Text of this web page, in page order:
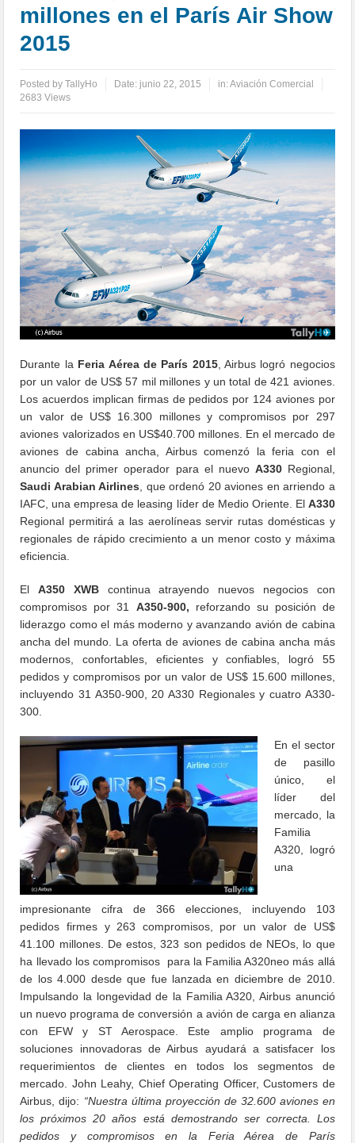
millones en el París Air Show
2015
Posted byTallyHo Date: junio 22, 2015 in:Aviación Comercial
2683 Views
Durante la Feria Aérea de París 2015, Airbus logró negocios
por un valor de US$ 57 mil millones y un total de 421 aviones.
Los acuerdos implican firmas de pedidos por 124 aviones por
un valor de US$ 16.300 millones y compromisos por 297
aviones valorizados en US$40.700 millones. En el mercado de
aviones de cabina ancha, Airbus comenzó la feria con el
anuncio del primer operador para el nuevo A330Regional,
Saudi Arabian Airlines , que ordenó 20 aviones en arriendo a
IAFC, una empresa de leasing líder de Medio Oriente. El A330
Regional permitirá a las aerolíneas servir rutas domésticas y
regionales de rápido crecimiento a un menor costo y máxima
eficiencia.
ElA350 XWBcontinua atrayendo nuevos negocios con
compromisos por 31 A350-900, reforzando su posición de
liderazgo como el más moderno y avanzando avión de cabina
ancha del mundo. La oferta de aviones de cabina ancha más
modernos, confortables, eficientes y confiables, logró 55
pedidos y compromisos por un valor de US$ 15.600 millones,
incluyendo 31 A350-900, 20 A330 Regionales y cuatro A330-
300.
En el sector
de pasillo
único, el
líder del
mercado, la
Familia
A320, logró
una
impresionante cifra de 366 elecciones, incluyendo 103
pedidos firmes y 263 compromisos, por un valor de US$
41.100 millones. De estos, 323 son pedidos de NEOs, lo que
ha llevado los compromisos para la Familia A320neo más allá
de los 4.000 desde que fue lanzada en diciembre de 2010.
Impulsando la longevidad de la Familia A320, Airbus anunció
un nuevo programa de conversión a avión de carga en alianza
con EFW y ST Aerospace. Este amplio programa de
soluciones innovadoras de Airbus ayudará a satisfacer los
requerimientos de clientes en todos los segmentos de
mercado. John Leahy, Chief Operating Officer, Customers de
Airbus, dijo: “Nuestra última proyección de 32.600 aviones en
los próximos 20 años está demostrando ser correcta. Los
pedidos y compromisos en la Feria Aérea de París